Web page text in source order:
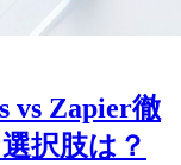
vs Zapier徹
択肢は？